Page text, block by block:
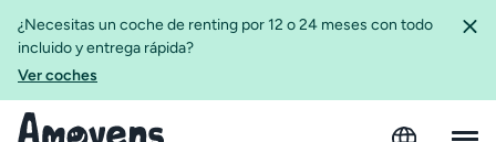
¿Necesitas un coche de renting por 12 o 24 meses con todo
incluido y entrega rápida?
Ver coches